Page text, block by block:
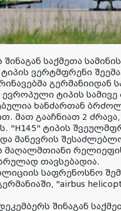
საქმეთა
ტიპის ვერტმფრენი
გერმანიიდან
ევროპული ტიპის
ხანძართან
მათ გააჩნიათ 2
"H145" ტიპის
მანევრის
თავსებადია.
საფრენოსნო
"airbus
შინაგან